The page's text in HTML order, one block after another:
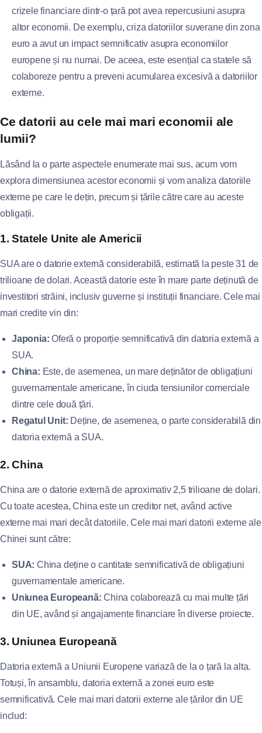
crizele financiare dintr-o țară pot avea repercusiuni asupra
altor economii. De exemplu, criza datoriilor suverane din zona
euro a avut un impact semnificativ asupra economiilor
europene și nu numai. De aceea, este esențial ca statele să
colaboreze pentru a preveni acumularea excesivă a datoriilor
externe.
Ce datorii au cele mai mari economii ale
lumii?
Lăsând la o parte aspectele enumerate mai sus, acum vom
explora dimensiunea acestor economii și vom analiza datoriile
externe pe care le dețin, precum și țările către care au aceste
obligații.
1. Statele Unite ale Americii
SUA are o datorie externă considerabilă, estimată la peste 31 de
trilioane de dolari. Această datorie este în mare parte deținută de
investitori străini, inclusiv guverne și instituții financiare. Cele mai
mari credite vin din:
Japonia:Oferă o proporție semnificativă din datoria externă a
SUA.
China: Este, de asemenea, un mare deținător de obligațiuni
guvernamentale americane, în ciuda tensiunilor comerciale
dintre cele două țări.
Regatul Unit: Deține, de asemenea, o parte considerabilă din
datoria externă a SUA.
2. China
China are o datorie externă de aproximativ 2,5 trilioane de dolari.
Cu toate acestea, China este un creditor net, având active
externe mai mari decât datoriile. Cele mai mari datorii externe ale
Chinei sunt către:
SUA: China deține o cantitate semnificativă de obligațiuni
guvernamentale americane.
Uniunea Europeană:China colaborează cu mai multe țări
din UE, având și angajamente financiare în diverse proiecte.
3. Uniunea Europeană
Datoria externă a Uniunii Europene variază de la o țară la alta.
Totuși, în ansamblu, datoria externă a zonei euro este
semnificativă. Cele mai mari datorii externe ale țărilor din UE
includ: